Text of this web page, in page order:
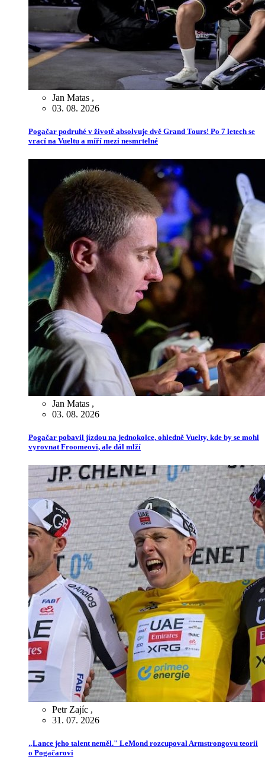
Jan Matas ,
03. 08. 2026
Pogačar podruhé v životě absolvuje dvě Grand Tours! Po 7 letech se
vrací na Vueltu a míří mezi nesmrtelné
Jan Matas ,
03. 08. 2026
Pogačar pobavil jízdou na jednokolce, ohledně Vuelty, kde by se mohl
vyrovnat Froomeovi, ale dál mlží
Petr Zajíc ,
31. 07. 2026
„Lance jeho talent neměl." LeMond rozcupoval Armstrongovu teorii
o Pogačarovi